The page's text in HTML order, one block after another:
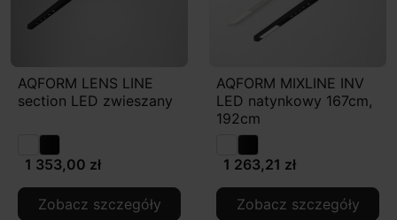
AQFORM LENS LINE
section LED zwieszany
1 353,00 zł
Zobacz szczegóły
AQFORM MIXLINE INV
LED natynkowy 167cm,
192cm
1 263,21 zł
Zobacz szczegóły